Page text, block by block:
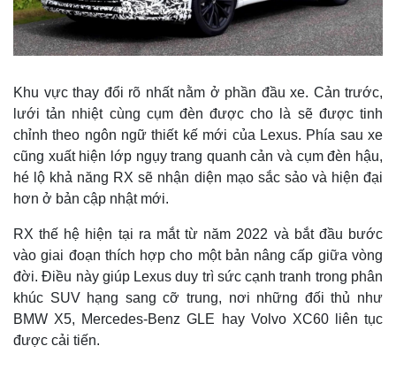
Khu vực thay đổi rõ nhất nằm ở phần đầu xe. Cản trước,
lưới tản nhiệt cùng cụm đèn được cho là sẽ được tinh
chỉnh theo ngôn ngữ thiết kế mới của Lexus. Phía sau xe
cũng xuất hiện lớp ngụy trang quanh cản và cụm đèn hậu,
hé lộ khả năng RX sẽ nhận diện mạo sắc sảo và hiện đại
hơn ở bản cập nhật mới.
RX thế hệ hiện tại ra mắt từ năm 2022 và bắt đầu bước
vào giai đoạn thích hợp cho một bản nâng cấp giữa vòng
đời. Điều này giúp Lexus duy trì sức cạnh tranh trong phân
khúc SUV hạng sang cỡ trung, nơi những đối thủ như
BMW X5, Mercedes-Benz GLE hay Volvo XC60 liên tục
được cải tiến.